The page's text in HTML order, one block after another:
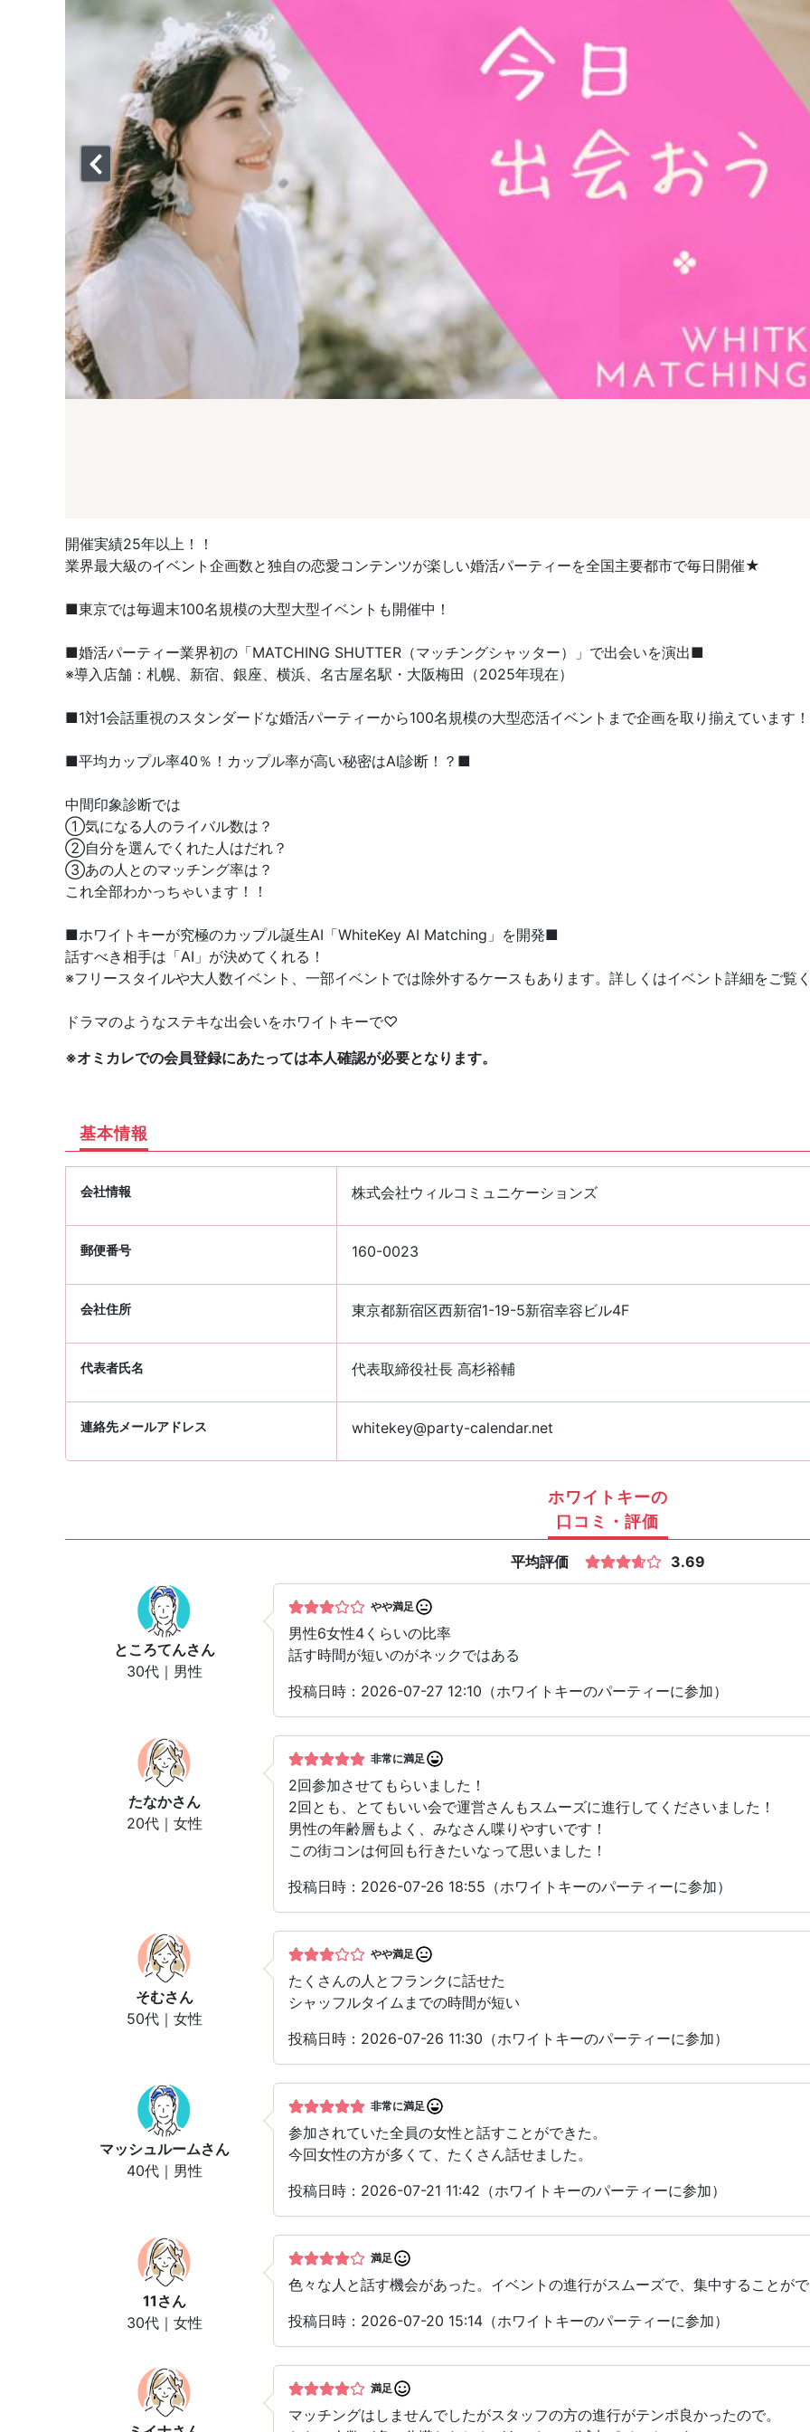
開催実績25年以上！！
業界最大級のイベント企画数と独自の恋愛コンテンツが楽しい婚活パーティーを全国主要都市で毎日開催★
■東京では毎週末100名規模の大型大型イベントも開催中！
■婚活パーティー業界初の「MATCHING SHUTTER（マッチングシャッター）」で出会いを演出■
※導入店舗：札幌、新宿、銀座、横浜、名古屋名駅・大阪梅田（2025年現在）
■1対1会話重視のスタンダードな婚活パーティーから100名規模の大型恋活イベントまで企画を取り揃えています！
■平均カップル率40％！カップル率が高い秘密はAI診断！？■
中間印象診断では
①気になる人のライバル数は？
②自分を選んでくれた人はだれ？
③あの人とのマッチング率は？
これ全部わかっちゃいます！！
■ホワイトキーが究極のカップル誕生AI「WhiteKey AI Matching」を開発■
話すべき相手は「AI」が決めてくれる！
※フリースタイルや大人数イベント、一部イベントでは除外するケースもあります。詳しくはイベント詳細をご覧く
ドラマのようなステキな出会いをホワイトキーで♡
※オミカレでの会員登録にあたっては本人確認が必要となります。
基本情報
会社情報 株式会社ウィルコミュニケーションズ
郵便番号 160-0023
会社住所 東京都新宿区西新宿1-19-5新宿幸容ビル4F
代表者氏名 代表取締役社長 高杉裕輔
連絡先メールアドレス whitekey@party-calendar.net
ホワイトキーの
口コミ・評価
平均評価 3.69
ところてんさん
30代｜男性
やや満足
男性6女性4くらいの比率
話す時間が短いのがネックではある
投稿日時：2026-07-27 12:10（ホワイトキーのパーティーに参加）
たなかさん
20代｜女性
非常に満足
2回参加させてもらいました！
2回とも、とてもいい会で運営さんもスムーズに進行してくださいました！
男性の年齢層もよく、みなさん喋りやすいです！
この街コンは何回も行きたいなって思いました！
投稿日時：2026-07-26 18:55（ホワイトキーのパーティーに参加）
そむさん
50代｜女性
やや満足
たくさんの人とフランクに話せた
シャッフルタイムまでの時間が短い
投稿日時：2026-07-26 11:30（ホワイトキーのパーティーに参加）
マッシュルームさん
40代｜男性
非常に満足
参加されていた全員の女性と話すことができた。
今回女性の方が多くて、たくさん話せました。
投稿日時：2026-07-21 11:42（ホワイトキーのパーティーに参加）
11 さん
30代｜女性
満足
色々な人と話す機会があった。イベントの進行がスムーズで、集中することがで
投稿日時：2026-07-20 15:14（ホワイトキーのパーティーに参加）
満足
マッチングはしませんでしたがスタッフの方の進行がテンポ良かったので。